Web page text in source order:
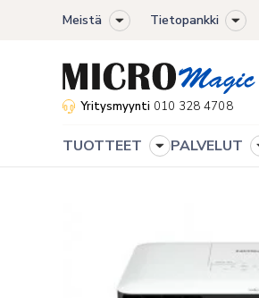
Meistä
Toggle
menu
Tietopankki
menu
Yritysmyynti 010 328 4708
TUOTTEET
Toggle
PALVELUT